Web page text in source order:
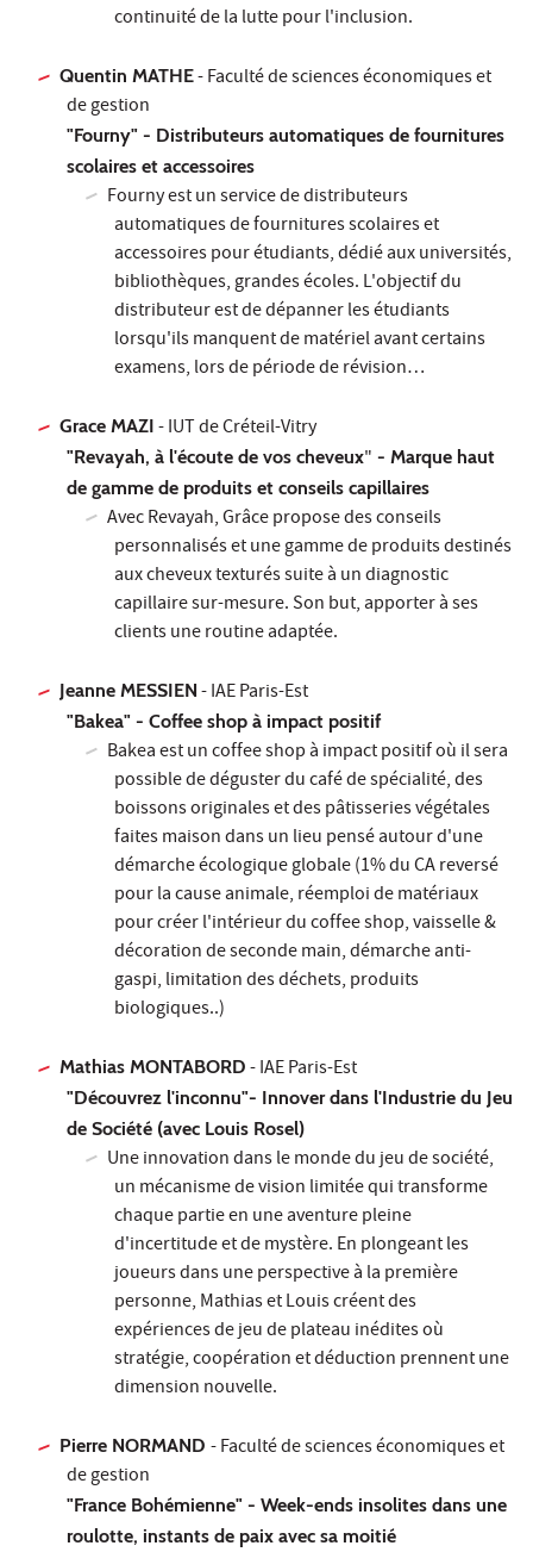
continuité de la lutte pour l'inclusion.
Quentin MATHE- Faculté de sciences économiques et
de gestion
"Fourny" - Distributeurs automatiques de fournitures
scolaires et accessoires
Fourny est un service de distributeurs
automatiques de fournitures scolaires et
accessoires pour étudiants, dédié aux universités,
bibliothèques, grandes écoles. L'objectif du
distributeur est de dépanner les étudiants
lorsqu'ils manquent de matériel avant certains
examens, lors de période de révision…
Grace MAZI - IUT de Créteil-Vitry
"Revayah, à l'écoute de vos cheveux" - Marque haut
de gamme de produits et conseils capillaires
Avec Revayah, Grâce propose des conseils
personnalisés et une gamme de produits destinés
aux cheveux texturés suite à un diagnostic
capillaire sur-mesure. Son but, apporter à ses
clients une routine adaptée.
Jeanne MESSIEN - IAE Paris-Est
"Bakea" - Coffee shop à impact positif
Bakea est un coffee shop à impact positif où il sera
possible de déguster du café de spécialité, des
boissons originales et des pâtisseries végétales
faites maison dans un lieu pensé autour d'une
démarche écologique globale (1% du CA reversé
pour la cause animale, réemploi de matériaux
pour créer l'intérieur du coffee shop, vaisselle &
décoration de seconde main, démarche anti-
gaspi, limitation des déchets, produits
biologiques..)
Mathias MONTABORD - IAE Paris-Est
"Découvrez l'inconnu"- Innover dans l'Industrie du Jeu
de Société (avec Louis Rosel)
Une innovation dans le monde du jeu de société,
un mécanisme de vision limitée qui transforme
chaque partie en une aventure pleine
d'incertitude et de mystère. En plongeant les
joueurs dans une perspective à la première
personne, Mathias et Louis créent des
expériences de jeu de plateau inédites où
stratégie, coopération et déduction prennent une
dimension nouvelle.
Pierre NORMAND- Faculté de sciences économiques et
de gestion
"France Bohémienne" - Week-ends insolites dans une
roulotte, instants de paix avec sa moitié